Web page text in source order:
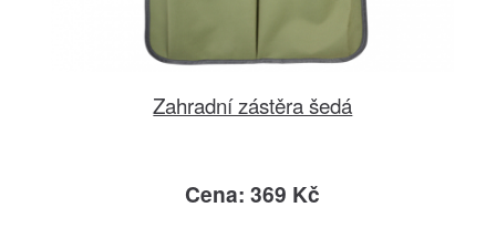
Zahradní zástěra šedá
Cena: 369 Kč